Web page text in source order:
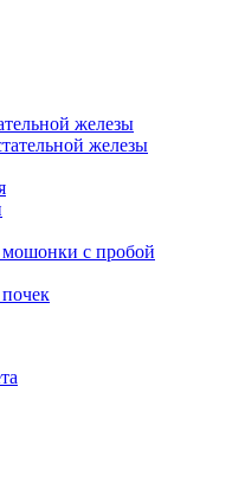
железы
железы
мошонки с пробой
почек